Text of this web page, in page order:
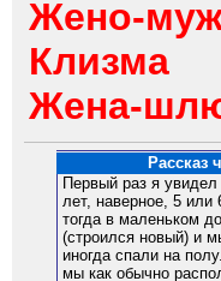
Жено-
Клизма
Жена-
Рассказ
Первый раз я
лет, наверное, 5
тогда в маленьком
(строился новый) и
иногда спали на
мы как обычно